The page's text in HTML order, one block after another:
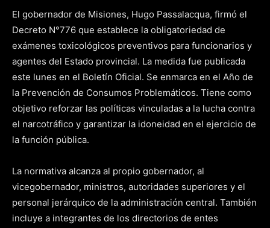
El gobernador de Misiones, Hugo Passalacqua, firmó el
Decreto N°776 que establece la obligatoriedad de
exámenes toxicológicos preventivos para funcionarios y
agentes del Estado provincial. La medida fue publicada
este lunes en el Boletín Oficial. Se enmarca en el Año de
la Prevención de Consumos Problemáticos. Tiene como
objetivo reforzar las políticas vinculadas a la lucha contra
el narcotráfico y garantizar la idoneidad en el ejercicio de
la función pública.
La normativa alcanza al propio gobernador, al
vicegobernador, ministros, autoridades superiores y el
personal jerárquico de la administración central. También
incluye a integrantes de los directorios de entes